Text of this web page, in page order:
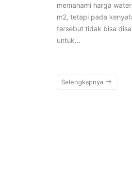
memahami harga
m2, tetapi pada
tersebut tidak bisa
untuk…
Selengkapnya